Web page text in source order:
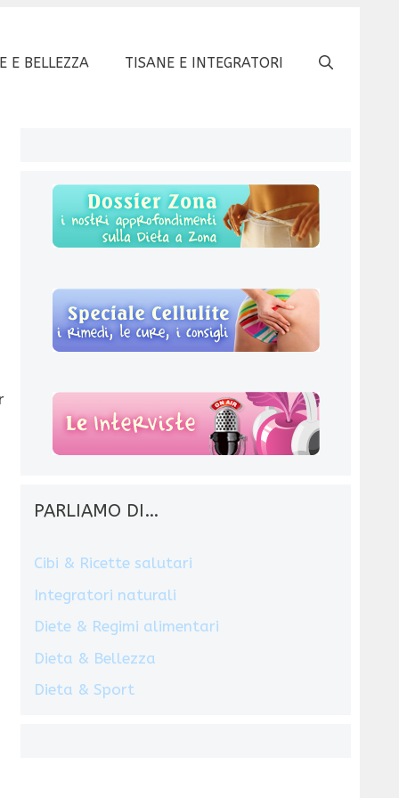
E BELLEZZA TISANE E INTEGRATORI
PARLIAMO DI…
Cibi & Ricette salutari
Integratori naturali
Diete & Regimi alimentari
Dieta & Bellezza
Dieta & Sport